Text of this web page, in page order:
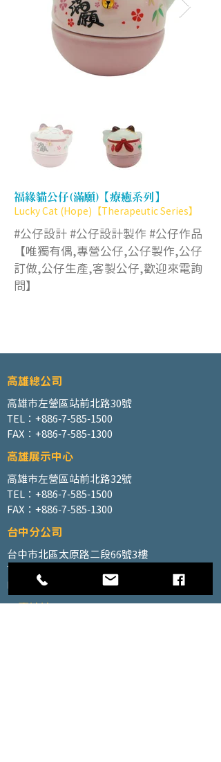
福緣貓公仔(滿願)【療癒系列】
Lucky Cat (Hope)【Therapeutic Series】
#公仔設計 #公仔設計製作 #公仔作品
【唯獨有偶,專營公仔,公仔製作,公仔
訂做,公仔生產,客製公仔,歡迎來電詢
問】
高雄總公司
高雄市左營區站前北路30號
TEL：+886-7-585-1500
FAX：+886-7-585-1300
高雄展示中心
高雄市左營區站前北路32號
TEL：+886-7-585-1500
FAX：+886-7-585-1300
台中分公司
台中市北區太原路二段66號3樓
TEL：+886-4-2202-5660
FAX：+886-4-2206-3527
工廠地址